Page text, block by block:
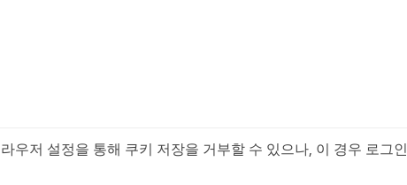
우저 설정을 통해 쿠키 저장을 거부할 수 있으나, 이 경우 로그